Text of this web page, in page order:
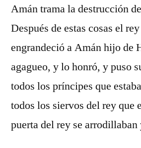
Amán trama la destrucción
Después de estas cosas el
engrandeció a Amán hijo de
agagueo, y lo honró, y puso
todos los príncipes que
todos los siervos del rey que
puerta del rey se